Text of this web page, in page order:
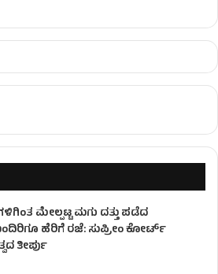
ಮೇಲ್ಪಟ್ಟ ಮಗು ದತ್ತು ಪಡೆದ
ಹೆರಿಗೆ ರಜೆ: ಸುಪ್ರೀಂ ಕೋರ್ಟ್
ತೀರ್ಪು